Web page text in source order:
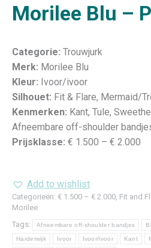
Morilee Blu –
Categorie: Trouwjurk
Merk: Morilee Blu
Kleur: Ivoor/ivoor
Silhouet: Fit & Flare, Mermaid/
Kenmerken: Kant, Tule,
Afneembare off-shoulder
Prijsklasse: € 1.500 – € 2.000
Add to wishlist
Categorieën: € 1.500 – € 2.000 Fit and
Morilee
Tags:
Afneembare off-shoulder bandjes
Harderwijk Ivoor Ivoor/ivoor Kant